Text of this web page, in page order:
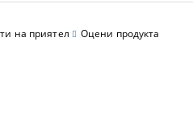
на приятел Оцени продукта